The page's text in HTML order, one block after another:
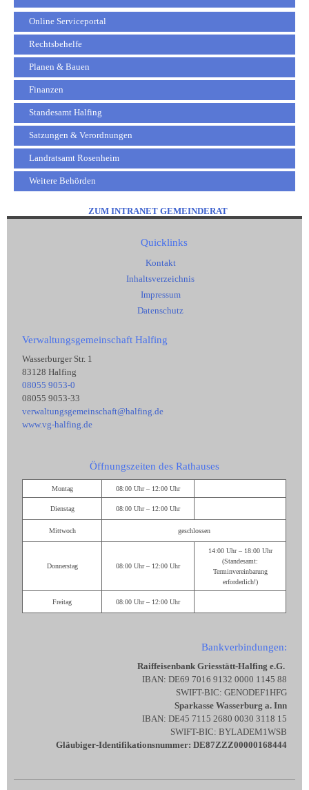
Online Serviceportal
Rechtsbehelfe
Planen & Bauen
Finanzen
Standesamt Halfing
Satzungen & Verordnungen
Landratsamt Rosenheim
Weitere Behörden
ZUM INTRANET GEMEINDERAT
Quicklinks
Kontakt
Inhaltsverzeichnis
Impressum
Datenschutz
Verwaltungsgemeinschaft Halfing
Wasserburger Str. 1
83128 Halfing
08055 9053-0
08055 9053-33
verwaltungsgemeinschaft@halfing.de
www.vg-halfing.de
Öffnungszeiten des Rathauses
Montag 08:00 Uhr – 12:00 Uhr
Dienstag 08:00 Uhr – 12:00 Uhr
Mittwoch geschlossen
Donnerstag 08:00 Uhr – 12:00 Uhr
14:00 Uhr – 18:00 Uhr
(Standesamt:
Terminvereinbarung
erforderlich!)
Freitag 08:00 Uhr – 12:00 Uhr
Bankverbindungen:
Raiffeisenbank Griesstätt-Halfing e.G.
IBAN: DE69 7016 9132 0000 1145 88
SWIFT-BIC: GENODEF1HFG
Sparkasse Wasserburg a. Inn
IBAN: DE45 7115 2680 0030 3118 15
SWIFT-BIC: BYLADEM1WSB
Gläubiger-Identifikationsnummer: DE87ZZZ00000168444